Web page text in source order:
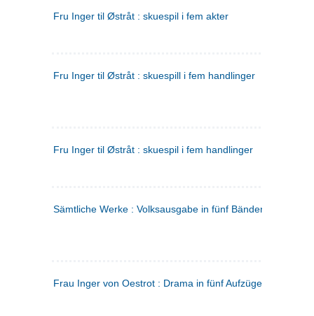
Fru Inger til Østråt : skuespil i fem akter
Fru Inger til Østråt : skuespill i fem handlinger
Fru Inger til Østråt : skuespil i fem handlinger
Sämtliche Werke : Volksausgabe in fünf Bänden
Frau Inger von Oestrot : Drama in fünf Aufzügen